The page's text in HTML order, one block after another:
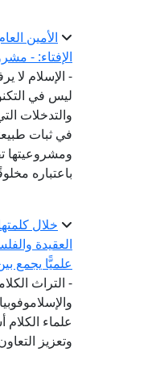
الأمين
الإفتاء: -
- الإسلام لا
ليس في
والتدخلات
في ثبات
ومشروعيتها
باعتباره
خلال
العقيدة
علميًّا يجمع
- التراث
علماء
وتعزيز